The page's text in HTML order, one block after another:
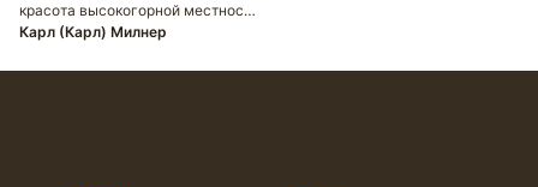
красота высокогорной местнос…
Карл (Карл) Милнер